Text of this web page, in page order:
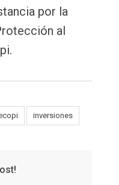
por la
al
inversiones